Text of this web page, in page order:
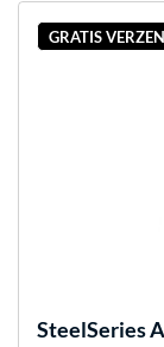
GRATIS
SteelSeries